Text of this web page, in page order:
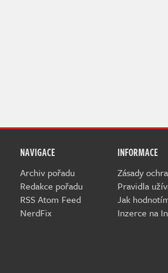
NAVIGACE
Archiv pořadu
Redakce pořadu
RSS Atom Feed
NerdFix
INFORMACE
Zásady
Pravidla
Jak
Inzerce na